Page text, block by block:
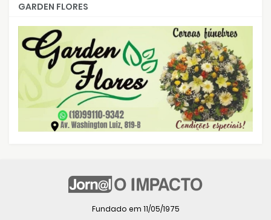
GARDEN FLORES
Fundado em 11/05/1975